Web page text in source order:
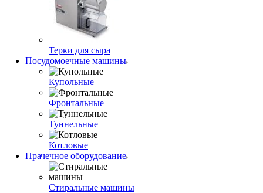
Терки для сыра
Посудомоечные машины
Купольные
Фронтальные
Туннельные
Котловые
Прачечное оборудование
Стиральные машины